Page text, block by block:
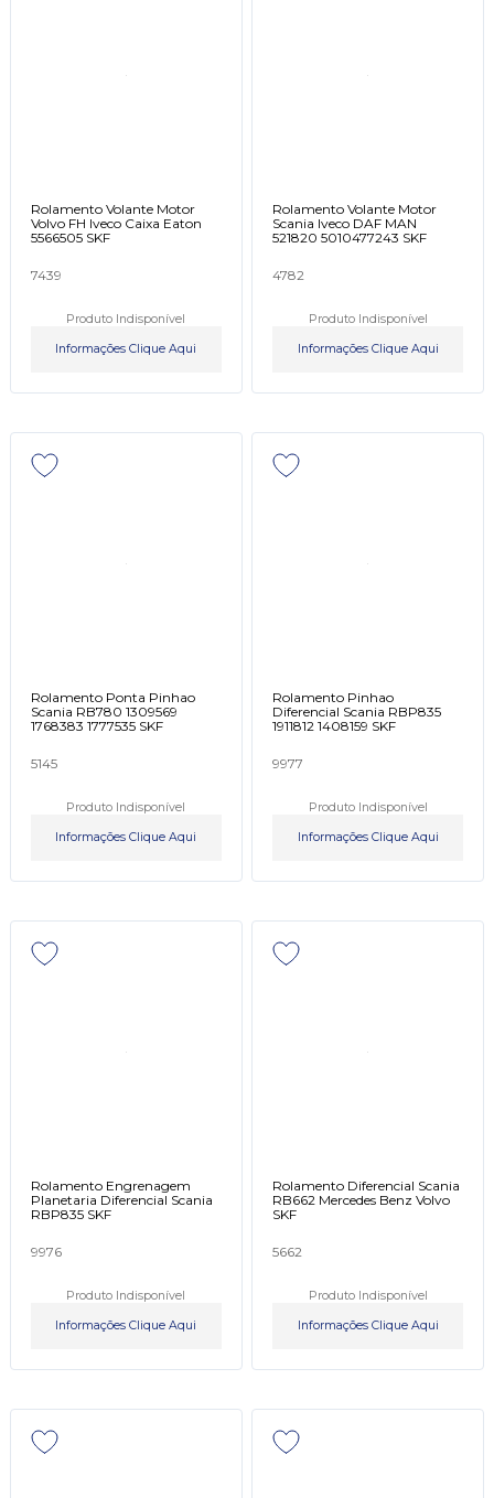
Rolamento Volante Motor
Volvo FH Iveco Caixa Eaton
5566505 SKF
7439
Produto Indisponível
Informações Clique Aqui
Rolamento Volante Motor
Scania Iveco DAF MAN
521820 5010477243 SKF
4782
Produto Indisponível
Informações Clique Aqui
Rolamento Ponta Pinhao
Scania RB780 1309569
1768383 1777535 SKF
5145
Produto Indisponível
Informações Clique Aqui
Rolamento Pinhao
Diferencial Scania RBP835
1911812 1408159 SKF
9977
Produto Indisponível
Informações Clique Aqui
Rolamento Engrenagem
Planetaria Diferencial Scania
RBP835 SKF
9976
Produto Indisponível
Informações Clique Aqui
Rolamento Diferencial Scania
RB662 Mercedes Benz Volvo
SKF
5662
Produto Indisponível
Informações Clique Aqui